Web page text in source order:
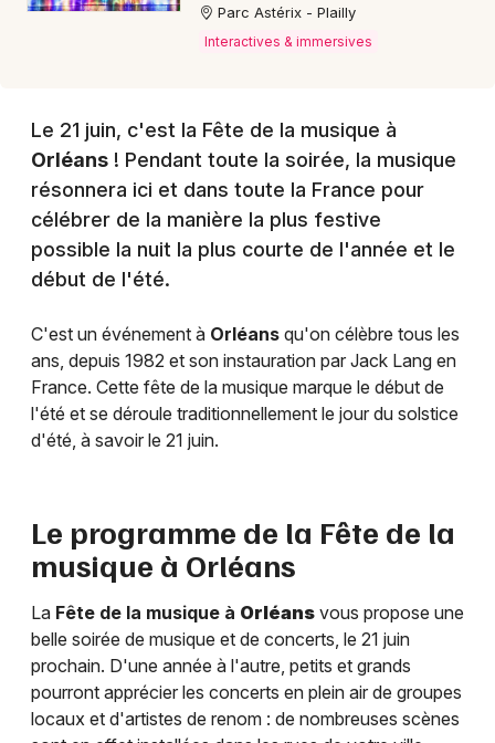
Parc Astérix - Plailly
Interactives & immersives
Le 21 juin, c'est la Fête de la musique à
Orléans ! Pendant toute la soirée, la musique
résonnera ici et dans toute la France pour
célébrer de la manière la plus festive
possible la nuit la plus courte de l'année et le
début de l'été.
C'est un événement à Orléans qu'on célèbre tous les
ans, depuis 1982 et son instauration par Jack Lang en
France. Cette fête de la musique marque le début de
l'été et se déroule traditionnellement le jour du solstice
d'été, à savoir le 21 juin.
Le programme de la Fête de la
musique à Orléans
La Fête de la musique à Orléans vous propose une
belle soirée de musique et de concerts, le 21 juin
prochain. D'une année à l'autre, petits et grands
pourront apprécier les concerts en plein air de groupes
locaux et d'artistes de renom : de nombreuses scènes